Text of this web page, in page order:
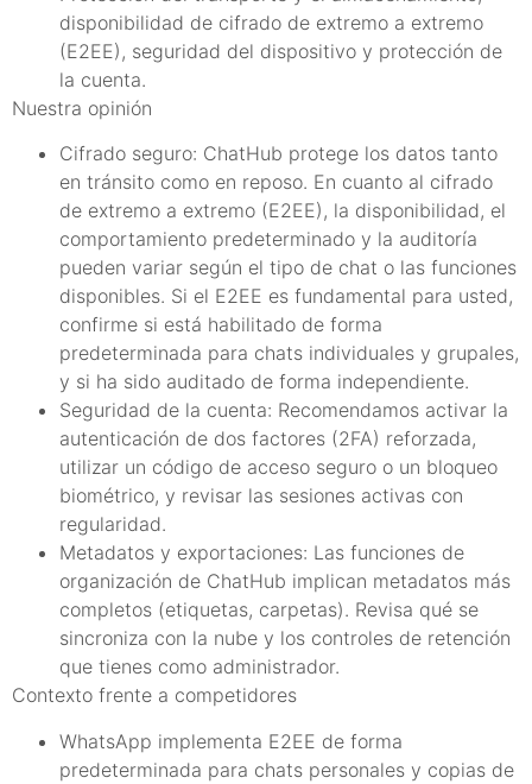
disponibilidad de cifrado de extremo a extremo
(E2EE), seguridad del dispositivo y protección de
la cuenta.
Nuestra opinión
Cifrado seguro: ChatHub protege los datos tanto
en tránsito como en reposo. En cuanto al cifrado
de extremo a extremo (E2EE), la disponibilidad, el
comportamiento predeterminado y la auditoría
pueden variar según el tipo de chat o las funciones
disponibles. Si el E2EE es fundamental para usted,
confirme si está habilitado de forma
predeterminada para chats individuales y grupales,
y si ha sido auditado de forma independiente.
Seguridad de la cuenta: Recomendamos activar la
autenticación de dos factores (2FA) reforzada,
utilizar un código de acceso seguro o un bloqueo
biométrico, y revisar las sesiones activas con
regularidad.
Metadatos y exportaciones: Las funciones de
organización de ChatHub implican metadatos más
completos (etiquetas, carpetas). Revisa qué se
sincroniza con la nube y los controles de retención
que tienes como administrador.
Contexto frente a competidores
WhatsApp implementa E2EE de forma
predeterminada para chats personales y copias de